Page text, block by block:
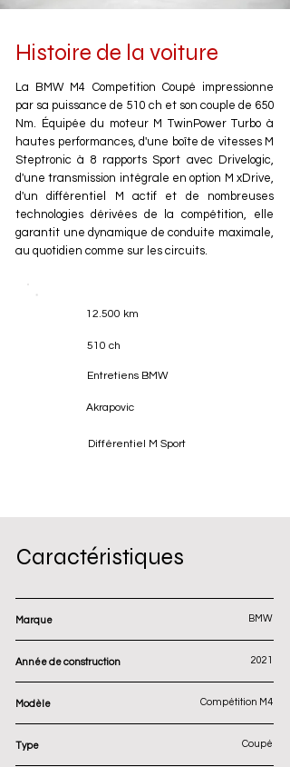
Histoire de la voiture
La BMW M4 Competition Coupé impressionne
par sa puissance de 510 ch et son couple de 650
Nm. Équipée du moteur M TwinPower Turbo à
hautes performances, d'une boîte de vitesses M
Steptronic à 8 rapports Sport avec Drivelogic,
d'une transmission intégrale en option M xDrive,
d'un différentiel M actif et de nombreuses
technologies dérivées de la compétition, elle
garantit une dynamique de conduite maximale,
au quotidien comme sur les circuits.
12.500 km
510 ch
Entretiens BMW
Akrapovic
Différentiel M Sport
Marque BMW
Année de construction 2021
Modèle Compétition M4
Type Coupé
Caractéristiques